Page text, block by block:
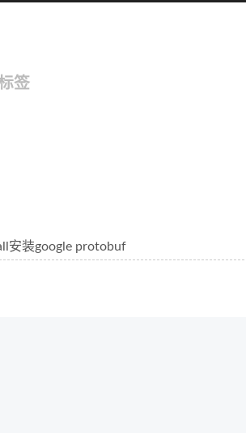
签
安装google protobuf